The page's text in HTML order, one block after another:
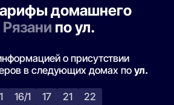
домашнего
Рязани по ул.
о присутствии
в следующих домах поул.
16/1 17 21
22